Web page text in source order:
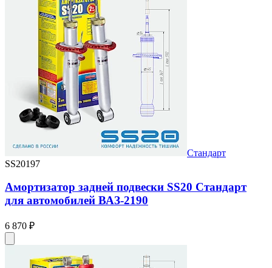
Стандарт
SS20197
Амортизатор задней подвески SS20 Стандарт
для автомобилей ВАЗ-2190
6 870 ₽